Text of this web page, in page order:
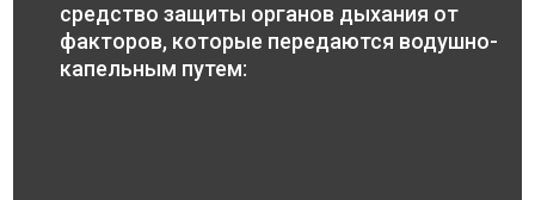
средство защиты органов дыхания от
факторов, которые передаются водушно-
капельным путем: